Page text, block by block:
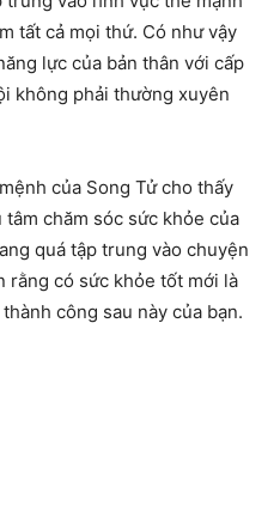
tất cả mọi thứ. Có như vậy
lực của bản thân với cấp
không phải thường xuyên
của Song Tử cho thấy
chăm sóc sức khỏe của
quá tập trung vào chuyện
rằng có sức khỏe tốt mới là
công sau này của bạn.